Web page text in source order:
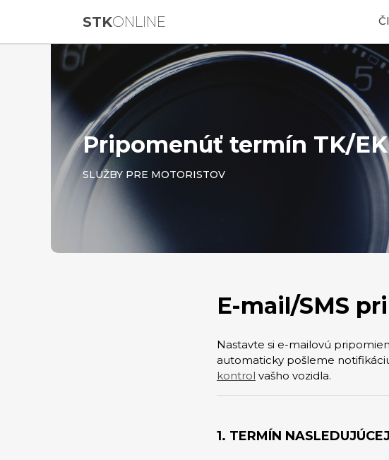
STKONLINE
Pripomenúť termín TK/EK
SLUŽBY PRE MOTORISTOV
E-mail/SMS
Nastavte si e-mailovú
automaticky pošleme
kontrol vašho vozidla.
1. TERMÍN